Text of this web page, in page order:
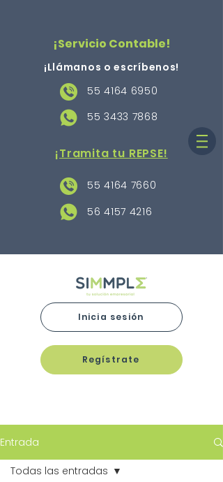
¡Servicio Contable!
¡Llámanos o escríbenos!
55 4164 6950
55 3433 7868
¡Tramita tu REPSE!
55 4164 7660
56 4157 4216
Inicia sesión
Regístrate
Entrada
Todas las entradas